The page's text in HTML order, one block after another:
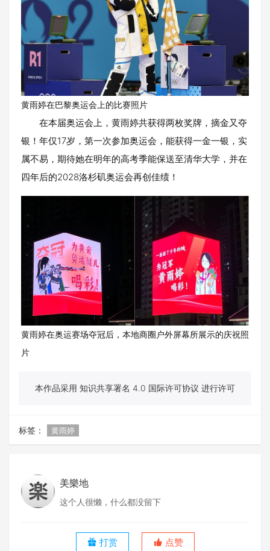
黄雨婷在巴黎奥运会上的比赛照片
在本届奥运会上，黄雨婷共获得两枚奖牌，摘金又夺
银！年仅17岁，第一次参加奥运会，能获得一金一银，实
属不易，期待她在明年的高考季能保送至清华大学，并在
四年后的2028洛杉矶奥运会再创佳绩！
黄雨婷在奥运赛场夺冠后，本地商圈户外屏幕所展示的庆祝照
片
本作品采用 知识共享署名 4.0 国际许可协议 进行许可
标签： 黄雨婷
美樂地
这个人很懒，什么都没留下
打赏 点赞